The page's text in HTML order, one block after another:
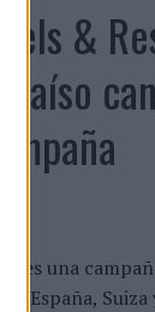
&
es una
España,